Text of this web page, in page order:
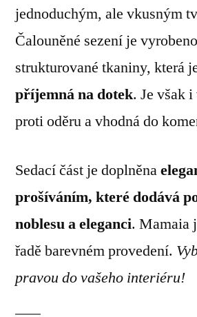
jednoduchým, ale vkusným
Čalouněné sezení je
strukturované tkaniny, která
příjemná na dotek. Je však
proti oděru a vhodná do
Sedací část je doplněna
prošíváním, které dodává
noblesu a eleganci. Mamaia
řadě barevném provedení.
pravou do vašeho interiéru!